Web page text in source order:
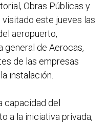
Obras Públicas y
visitado este jueves las
aeropuerto,
general de Aerocas,
de las empresas
instalación.
capacidad del
a la iniciativa privada,